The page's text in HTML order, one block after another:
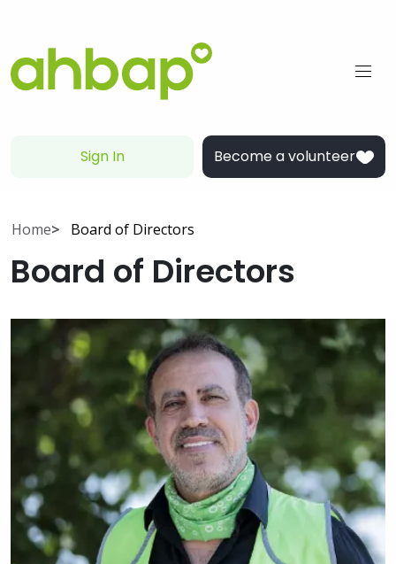
Sign In Become a volunteer
Home Board of Directors
Board of Directors